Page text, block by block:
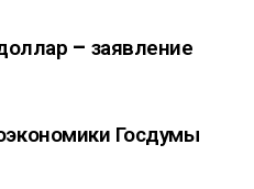
– заявление
Госдумы